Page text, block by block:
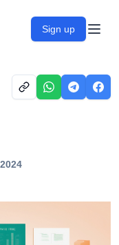
Sign up